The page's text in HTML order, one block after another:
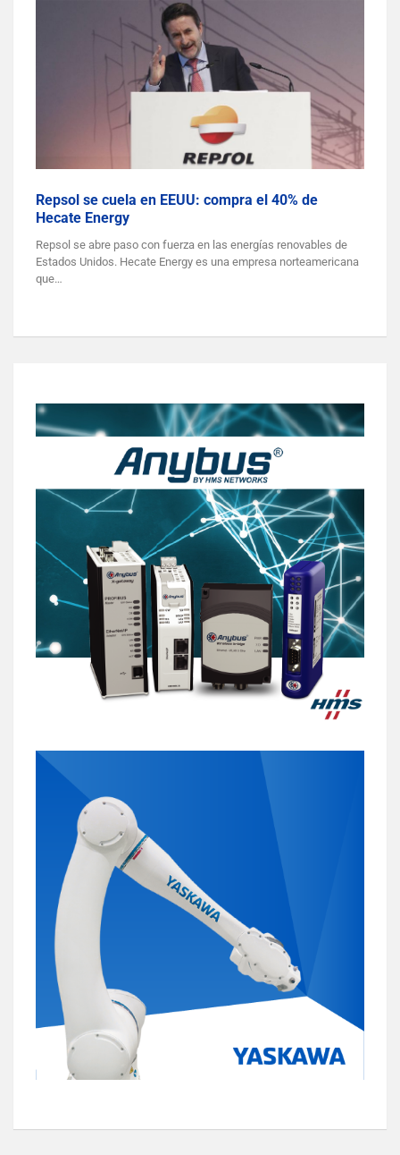
Repsol se cuela en EEUU: compra el 40% de
Hecate Energy
Repsol se abre paso con fuerza en las energías renovables de
Estados Unidos. Hecate Energy es una empresa norteamericana
que…